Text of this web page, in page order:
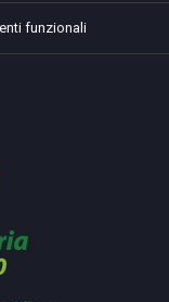
funzionali